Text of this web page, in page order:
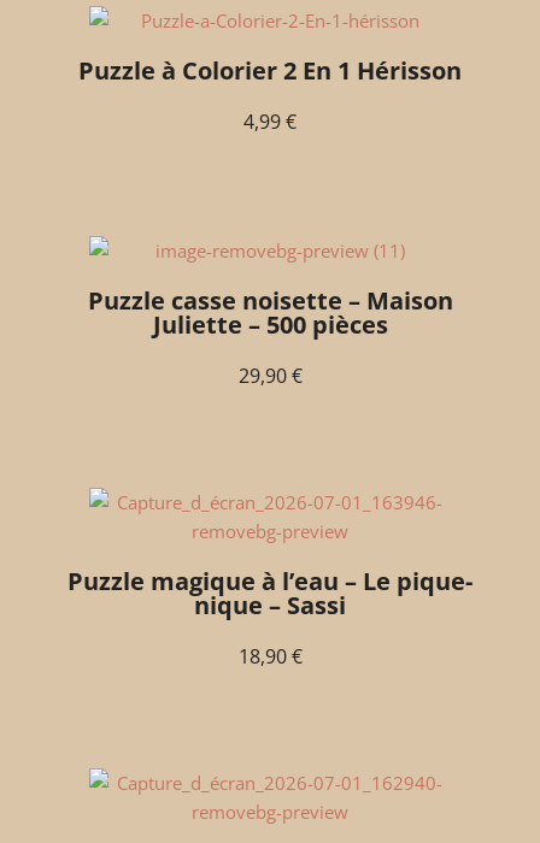
Puzzle à Colorier 2 En 1 Hérisson
4,99€
Puzzle casse noisette – Maison
Juliette – 500 pièces
29,90€
Puzzle magique à l’eau – Le pique-
nique – Sassi
18,90€